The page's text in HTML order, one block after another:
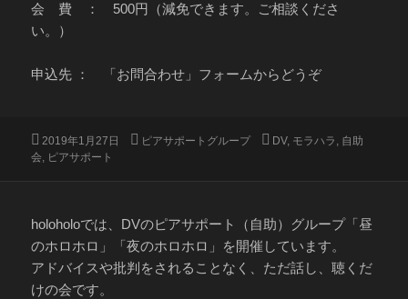
会 費 ： 500円（減免できます。ご相談くださ
い。）
申込先 ： 「お問合わせ」フォームからどうぞ
投
稿
2019年1月27日
カ
ピアサポートグループ
タ
DV, モラハラ , 自助
会, ピアサポート
holoholoでは、DVのピアサポート（自助）グループ「昼
のホロホロ」「夜のホロホロ」を開催しています。
アドバイスや批判をされることなく、ただ話し、聴くだ
けの会です。